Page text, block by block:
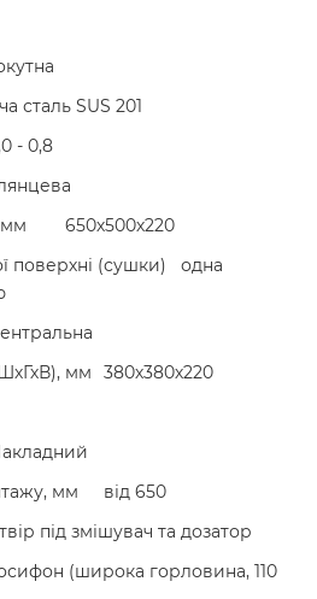
сталь SUS 201
- 0,8
мм
650х500х220
поверхні (сушки)
одна
мм
380х380х220
мм
від 650
під змішувач та дозатор
(широка горловина, 110